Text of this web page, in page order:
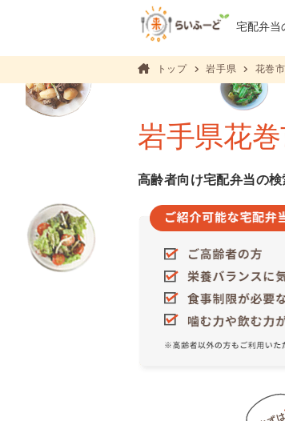
宅配弁当
トップ 岩手県 花巻市
岩手県花
高齢者向け宅配弁当の